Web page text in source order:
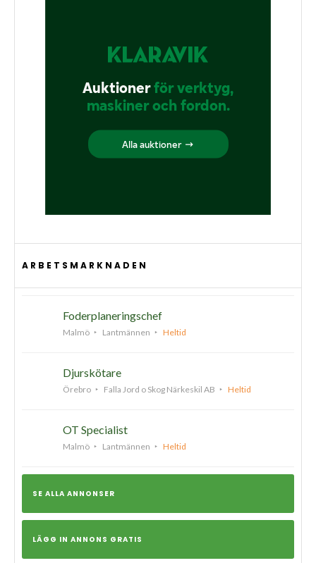
ARBETSMARKNADEN
Foderplaneringschef
Malmö Lantmännen Heltid
Djurskötare
Örebro Falla Jord o Skog Närkeskil AB Heltid
OT Specialist
Malmö Lantmännen Heltid
SE ALLA ANNONSER
LÄGG IN ANNONS GRATIS